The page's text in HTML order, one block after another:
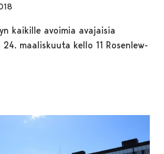
kaikille avoimia avajaisia
maaliskuuta kello 11 Rosenlew-